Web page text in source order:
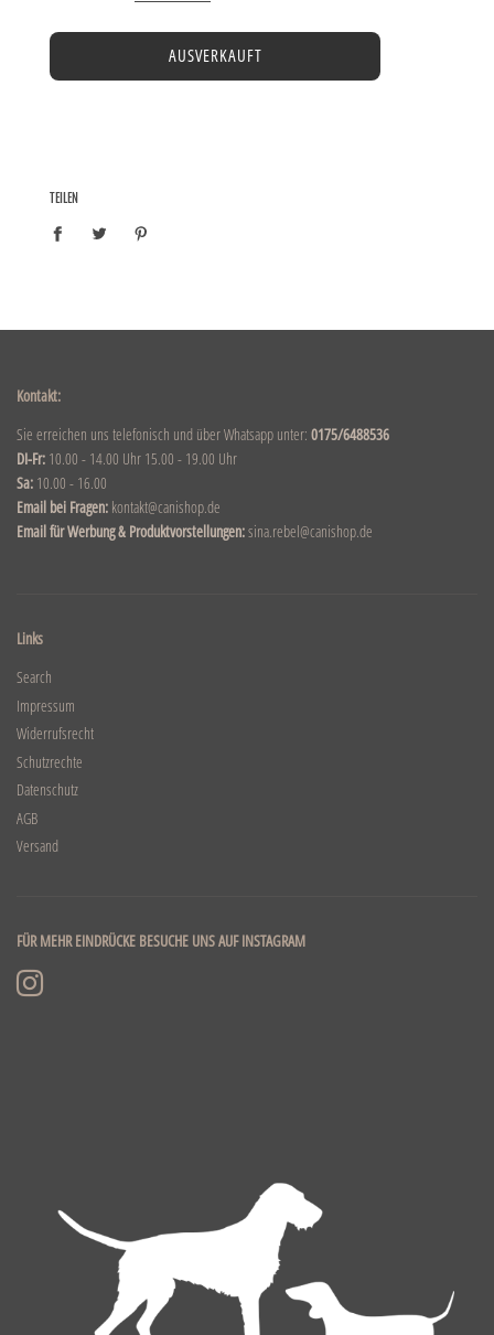
AUSVERKAUFT
TEILEN
Kontakt:
Sie erreichen uns telefonisch und über Whatsapp unter: 0175/6488536
DI-Fr: 10.00 - 14.00 Uhr 15.00 - 19.00 Uhr
Sa: 10.00 - 16.00
Email bei Fragen: kontakt@canishop.de
Email für Werbung & Produktvorstellungen:sina.rebel@canishop.de
Links
Search
Impressum
Widerrufsrecht
Schutzrechte
Datenschutz
AGB
Versand
FÜR MEHR EINDRÜCKE BESUCHE UNS AUF INSTAGRAM